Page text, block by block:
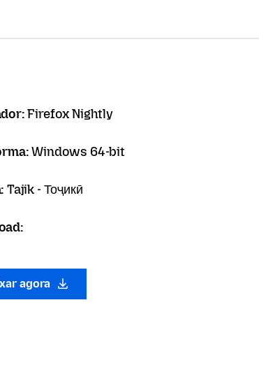
Firefox Nightly
Windows 64-bit
Tajik - Тоҷикӣ
agora